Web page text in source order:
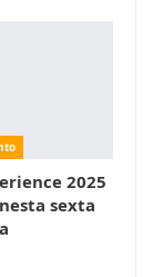
2025
sexta